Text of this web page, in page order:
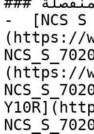
-  [NCS S
(https://
(https://